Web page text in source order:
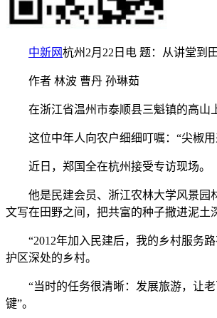
中新网杭州2月22日电 题：从讲堂到
作者 林波 曹丹 孙琳茹
在浙江省温州市泰顺县三魁镇的高山上
这位中年人向农户细细叮嘱：“尖椒用
近日，郑国全在杭州接受专访现场
他是民建会员、浙江农林大学风景园林
文写在田野之间，把共富的种子撒进泥土
“2012年加入民建后，我的乡村服务路
护区深处的乡村。
“当时的任务很清晰：发展旅游，让老
键”。